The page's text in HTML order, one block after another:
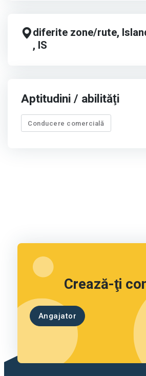
diferite zone/rute,
, IS
Aptitudini / abilităţi
Conducere comercială
Crează-ţi
Angajator